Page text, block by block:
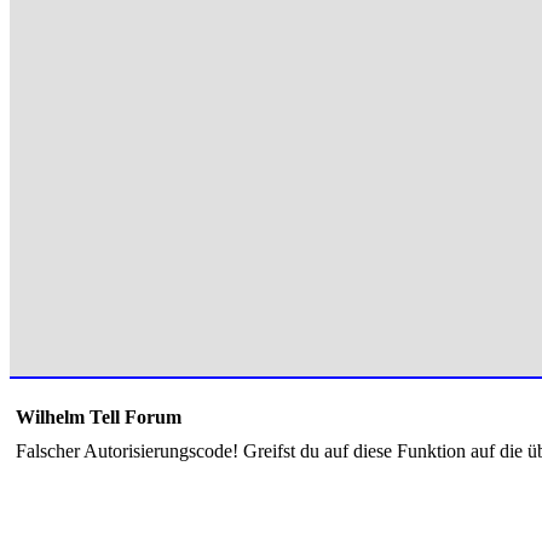
Wilhelm Tell Forum
Falscher Autorisierungscode! Greifst du auf diese Funktion auf die